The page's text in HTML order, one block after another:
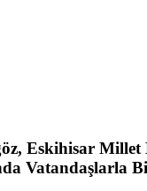
Eskihisar Millet
Vatandaşlarla